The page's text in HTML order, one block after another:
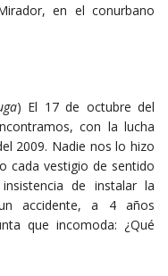
en el conurbano
) El 17 de octubre del
con la lucha
2009. Nadie nos lo hizo
cada vestigio de sentido
de instalar la
accidente, a 4 años
que incomoda: ¿Qué